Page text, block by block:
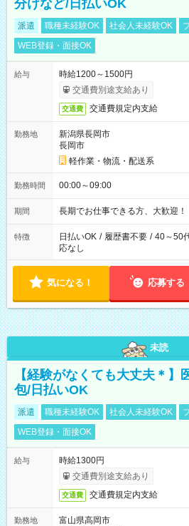
分けなど/日払いOK
派遣 職種未経験OK 社会人未経験OK
WEB登録・面接OK
給与
時給1200～1500円
交通費別途支給あり
交通費 交通費規定内支給
勤務地
新潟県長岡市
長岡市
軽作業・物流・配送系
勤務時間 00:00～09:00
期間 長期でお仕事できる方、大歓迎！
特徴 日払いOK / 履歴書不要 / 40～50
応なし
気になる！ 応募する
未読
【経験がなくても大丈夫＊】
包/日払いOK
派遣 職種未経験OK 社会人未経験OK
WEB登録・面接OK
給与
時給1300円
交通費別途支給あり
交通費 交通費規定内支給
勤務地
富山県高岡市